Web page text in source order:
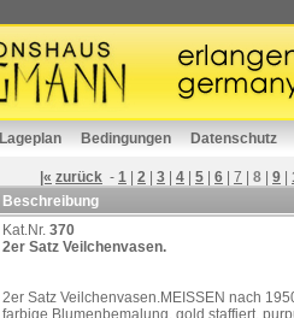
Lageplan Bedingungen Datenschutz
|« zurück - 1 2 3 4 5 6 7 8 9
Beschreibung
Kat.Nr. 370
2er Satz Veilchenvasen.
2er Satz Veilchenvasen.MEISSEN nach
farbige Blumenbemalung, gold staffiert,